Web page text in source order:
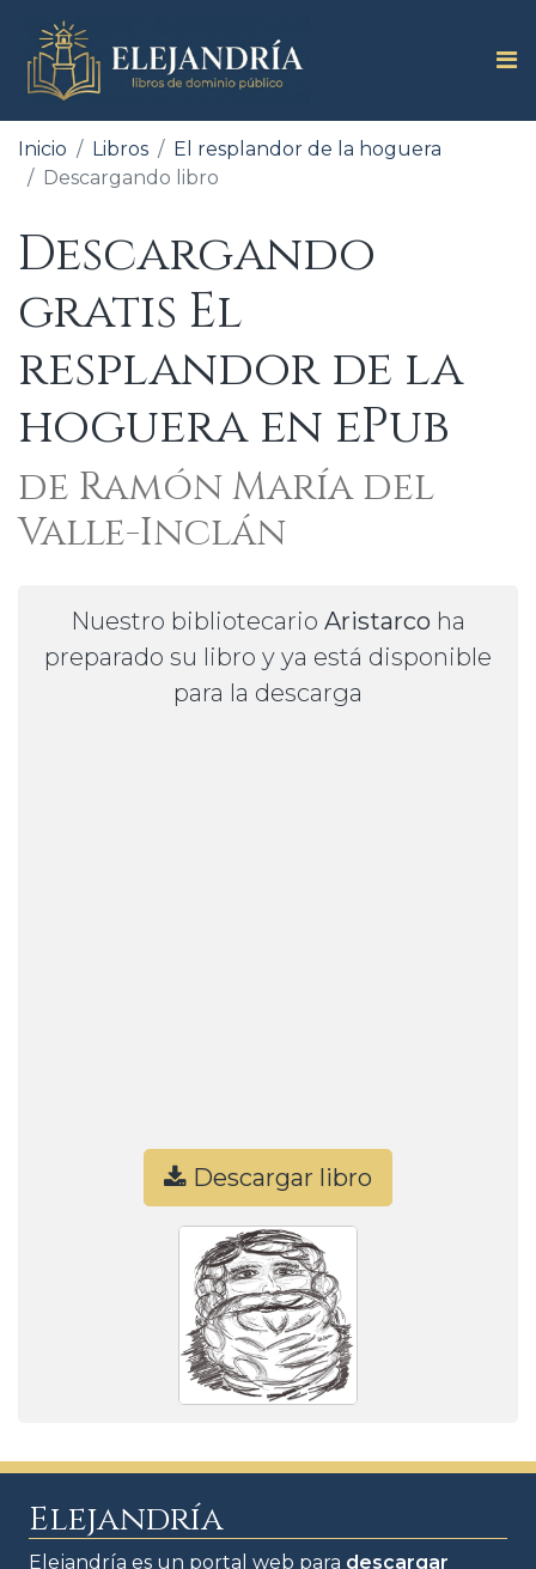
Inicio Libros
El resplandor de la hoguera
Descargando libro
Descargando
gratis El
resplandor de la
hoguera en ePub
de Ramón María del
Valle-Inclán
Nuestro bibliotecario Aristarco ha
preparado su libro y ya está disponible
para la descarga
Descargar libro
Elejandría
Elejandría es un portal web para descargar